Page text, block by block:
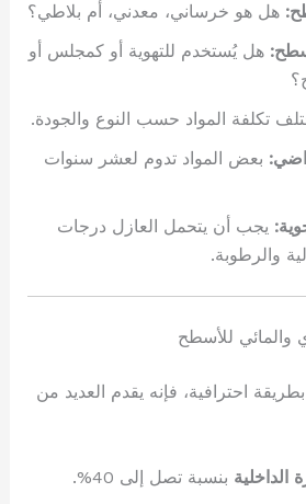
هل هو خرساني، معدني، أم بلاطي؟
هل يُستخدم للتهوية أو كمجلس أو
تكلفة المواد حسب النوع والجودة.
بعض المواد تدوم لعشر سنوات
يجب أن يتحمل العازل درجات
والرطوبة.
والمائي للأسطح
احترافية، فإنه يقدم العديد من
الداخلية بنسبة تصل إلى 40%.